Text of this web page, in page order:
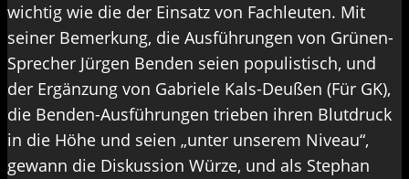
wichtig wie die der Einsatz von Fachleuten. Mit
seiner Bemerkung, die Ausführungen von Grünen-
Sprecher Jürgen Benden seien populistisch, und
der Ergänzung von Gabriele Kals-Deußen (Für GK),
die Benden-Ausführungen trieben ihren Blutdruck
in die Höhe und seien „unter unserem Niveau“,
gewann die Diskussion Würze, und als Stephan